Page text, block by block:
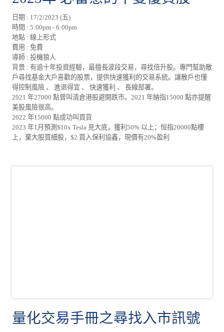
日期 : 17/2/2023 (五)
時間 : 5:00pm - 6:00pm
地點 : 線上形式
費用 : 免費
導師 : 投機狼人
背景 : 有逾十年投資經驗，最擅長波段交易，尋找倍升股。專門幫助散
戶尋找基金大戶喜歡的股票，提供快速獲利的交易系統。讓散戶也懂
得控制風險 、 進退得宜 、 快速獲利 、 長線部署。
2021 年27000 點曾叫清倉港股避開跌市。2021 年納指15000 點亦提醒
美股風險很高。
2022 年15000 點成功叫買貨
2023 年1月預測$10x Tesla 見大底，獲利50% 以上；恒指20000點樓
上，棄大股買細股，$2 買入保利協鑫，現價有20%盈利
量化交易手冊之尋找入市訊號